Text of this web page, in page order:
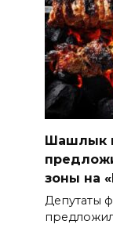
Шашлык
зоны на
Депутаты